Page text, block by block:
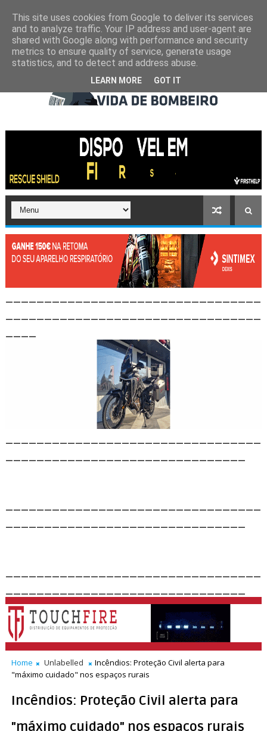
Home Unlabelled
Incêndios: Proteção Civil alerta para
"máximo cuidado" nos espaços rurais
Incêndios: Proteção Civil alerta para
"máximo cuidado" nos espaços rurais
This site uses cookies from Google to deliver its services
and to analyze traffic. Your IP address and user-agent are
shared with Google along with performance and security
metrics to ensure quality of service, generate usage
statistics, and to detect and address abuse.
LEARN MORE GOT IT